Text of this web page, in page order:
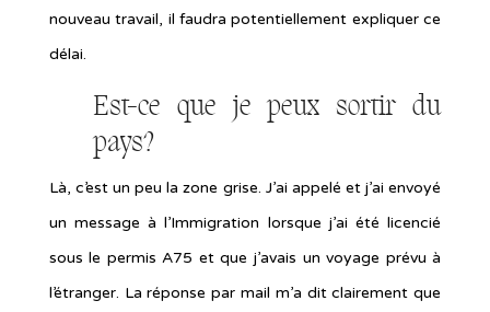
nouveau travail, il faudra potentiellement expliquer ce
délai.
Est-ce que je peux sortir du
pays?
Là, c’est un peu la zone grise. J’ai appelé et j’ai envoyé
un message à l’Immigration lorsque j’ai été licencié
sous le permis A75 et que j’avais un voyage prévu à
l’étranger. La réponse par mail m’a dit clairement que